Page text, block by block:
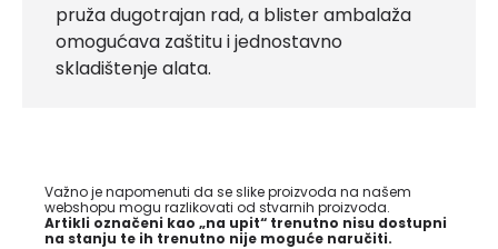
pruža dugotrajan rad, a blister ambalaža
omogućava zaštitu i jednostavno
skladištenje alata.
Važno je napomenuti da se slike proizvoda na našem
webshopu mogu razlikovati od stvarnih proizvoda.
Artikli označeni kao „na upit“ trenutno nisu dostupni
na stanju te ih trenutno nije moguće naručiti.